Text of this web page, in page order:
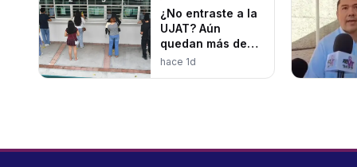
¿No entraste a la
UJAT? Aún
quedan más de
1,400 lugares
hace 1d